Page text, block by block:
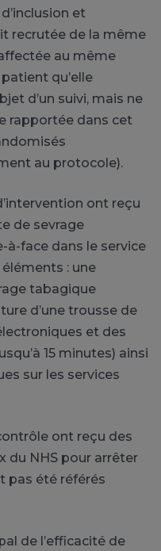
et
recrutée de la même
au même
qu’elle
d’un suivi, mais ne
rapportée dans cet
au protocole).
ont reçu
de sevrage
face dans le service
: une
tabagique
d’une trousse de
et des
15 minutes) ainsi
sur les services
ont reçu des
du NHS pour arrêter
pas été référés
de l’efficacité de